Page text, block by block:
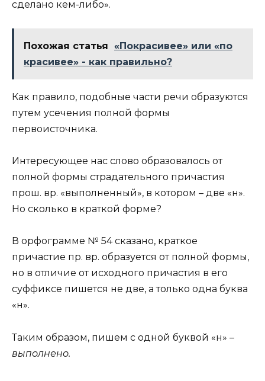
сделано кем-либо».
Похожая статья
«Покрасивее» или «по
красивее» - как правильно?
Как правило, подобные части речи образуются
путем усечения полной формы
первоисточника.
Интересующее нас слово образовалось от
полной формы страдательного причастия
прош. вр. «выполненный», в котором – две «н».
Но сколько в краткой форме?
В орфограмме № 54 сказано, краткое
причастие пр. вр. образуется от полной формы,
но в отличие от исходного причастия в его
суффиксе пишется не две, а только одна буква
«н».
Таким образом, пишем с одной буквой «н» –
выполнено.